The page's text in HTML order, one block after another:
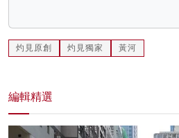
灼見原創 灼見獨家 黃河
編輯精選